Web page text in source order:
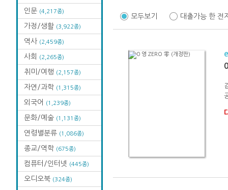
인문 (4,217종)
가정/생활 (3,922종)
역사 (2,459종)
사회 (2,265종)
취미/여행 (2,157종)
자연/과학 (1,315종)
외국어 (1,239종)
문화/예술 (1,131종)
연령별분류 (1,086종)
종교/역학 (675종)
컴퓨터/인터넷 (445종)
오디오북 (324종)
모두보기 대출가능 한 전